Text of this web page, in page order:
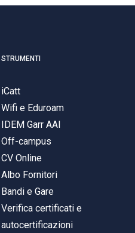
STRUMENTI
iCatt
Wifi e Eduroam
IDEM Garr AAI
Off-campus
CV Online
Albo Fornitori
Bandi e Gare
Verifica certificati e
autocertificazioni